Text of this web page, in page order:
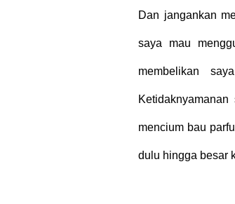
Dan jangankan
saya mau
membelikan
mencium bau
dulu hingga besar